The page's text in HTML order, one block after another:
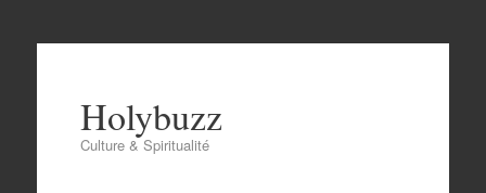
Holybuzz
Culture & Spiritualité